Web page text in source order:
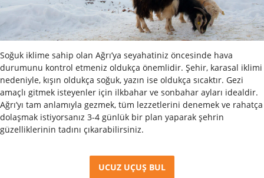
Soğuk iklime sahip olan Ağrı’ya seyahatiniz öncesinde hava
durumunu kontrol etmeniz oldukça önemlidir. Şehir, karasal iklimi
nedeniyle, kışın oldukça soğuk, yazın ise oldukça sıcaktır. Gezi
amaçlı gitmek isteyenler için ilkbahar ve sonbahar ayları idealdir.
Ağrı’yı tam anlamıyla gezmek, tüm lezzetlerini denemek ve rahatça
dolaşmak istiyorsanız 3-4 günlük bir plan yaparak şehrin
güzelliklerinin tadını çıkarabilirsiniz.
UCUZ UÇUŞ BUL